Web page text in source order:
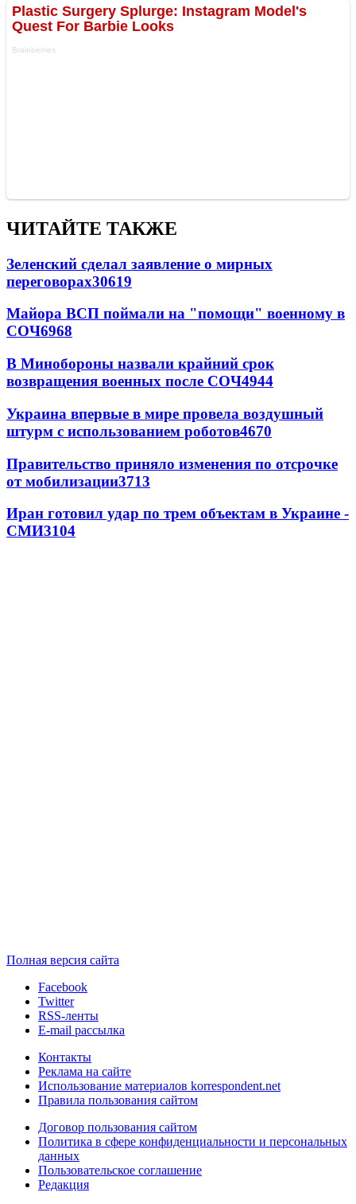
ЧИТАЙТЕ ТАКЖЕ
Зеленский сделал заявление о мирных
переговорах30619
Майора ВСП поймали на "помощи" военному в
СОЧ6968
В Минобороны назвали крайний срок
возвращения военных после СОЧ4944
Украина впервые в мире провела воздушный
штурм с использованием роботов4670
Правительство приняло изменения по отсрочке
от мобилизации3713
Иран готовил удар по трем объектам в Украине -
СМИ3104
Полная версия сайта
Facebook
Twitter
RSS-ленты
E-mail рассылка
Контакты
Реклама на сайте
Использование материалов korrespondent.net
Правила пользования сайтом
Договор пользования сайтом
Политика в сфере конфиденциальности и персональных
данных
Пользовательское соглашение
Редакция